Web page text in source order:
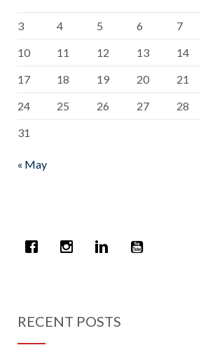
3
4 5 6 7
10
11 12 13 14
17
18 19 20 21
24
25 26 27 28
31
« May
RECENT POSTS